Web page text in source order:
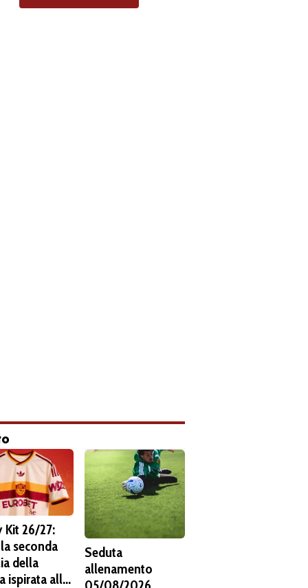
Kit 26/27:
seconda
della
ispirata alla
Seduta
allenamento